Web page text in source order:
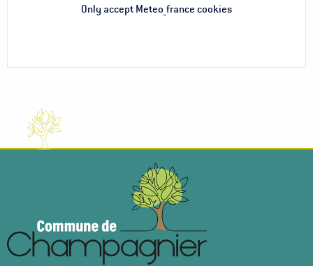
Only accept Meteo_france cookies